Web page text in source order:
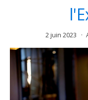
2 juin 2023